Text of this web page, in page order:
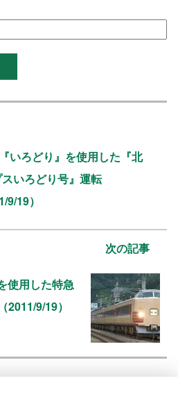
いろどり』を使用した『北
いろどり号』運転
9/19）
次の記事
使用した特急
2011/9/19）